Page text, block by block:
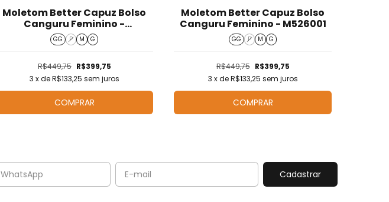
Moletom Better Capuz Bolso
Canguru Feminino -
M526002
GG P M G
R$449,75 R$399,75
3 x deR$133,25 sem juros
COMPRAR
Moletom Better Capuz Bolso
Canguru Feminino - M526001
GG P M G
R$449,75 R$399,75
3 x deR$133,25 sem juros
COMPRAR